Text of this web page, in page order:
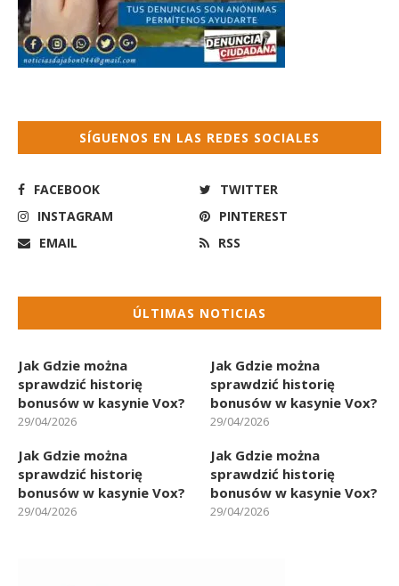
SÍGUENOS EN LAS REDES SOCIALES
FACEBOOK
TWITTER
INSTAGRAM
PINTEREST
EMAIL
RSS
ÚLTIMAS NOTICIAS
Jak Gdzie można
sprawdzić historię
bonusów w kasynie Vox?
29/04/2026
Jak Gdzie można
sprawdzić historię
bonusów w kasynie Vox?
29/04/2026
Jak Gdzie można
sprawdzić historię
bonusów w kasynie Vox?
29/04/2026
Jak Gdzie można
sprawdzić historię
bonusów w kasynie Vox?
29/04/2026